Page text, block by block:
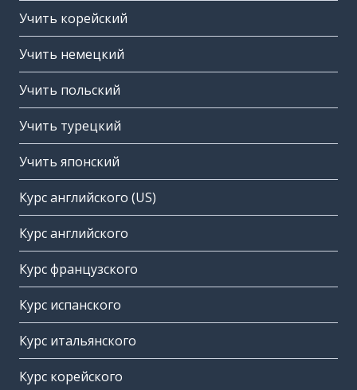
Учить корейский
Учить немецкий
Учить польский
Учить турецкий
Учить японский
Курс английского (US)
Курс английского
Курс французского
Курс испанского
Курс итальянского
Курс корейского